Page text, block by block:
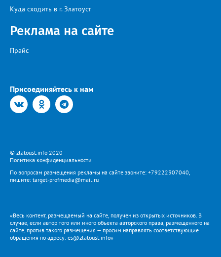
Куда сходить в г. Златоуст
Реклама на сайте
Прайс
Присоединяйтесь к нам
© zlatoust.info 2020
Политика конфиденциальности
По вопросам размещения рекламы на сайте звоните: +79222307040,
пишите: target-profmedia@mail.ru
«Весь контент, размещаемый на сайте, получен из открытых источников. В
случае, если автор того или иного объекта авторского права, размещенного на
сайте, против такого размещения — просим направлять соответствующие
обращения по адресу: es@zlatoust.info»